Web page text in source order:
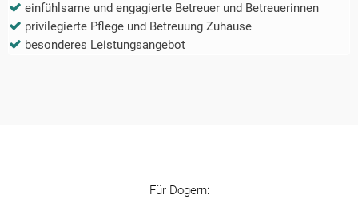
einfühlsame und engagierte Betreuer und Betreuerinnen
privilegierte Pflege und Betreuung Zuhause
besonderes Leistungsangebot
Für Dogern: